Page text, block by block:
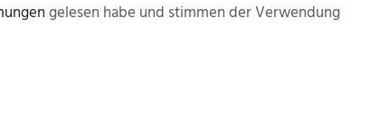
gelesen habe und stimmen der Verwendung